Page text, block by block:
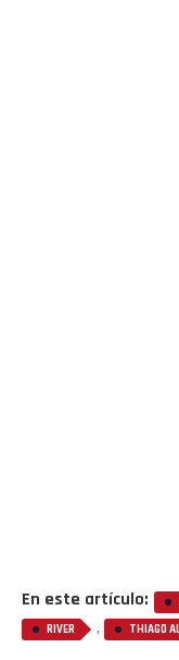
En este artículo:
RIVER , THIAGO